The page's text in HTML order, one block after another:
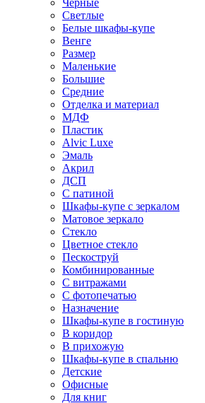
Черные
Светлые
Белые шкафы-купе
Венге
Размер
Маленькие
Большие
Средние
Отделка и материал
МДФ
Пластик
Alvic Luxe
Эмаль
Акрил
ДСП
С патиной
Шкафы-купе с зеркалом
Матовое зеркало
Стекло
Цветное стекло
Пескоструй
Комбинированные
С витражами
С фотопечатью
Назначение
Шкафы-купе в гостиную
В коридор
В прихожую
Шкафы-купе в спальню
Детские
Офисные
Для книг